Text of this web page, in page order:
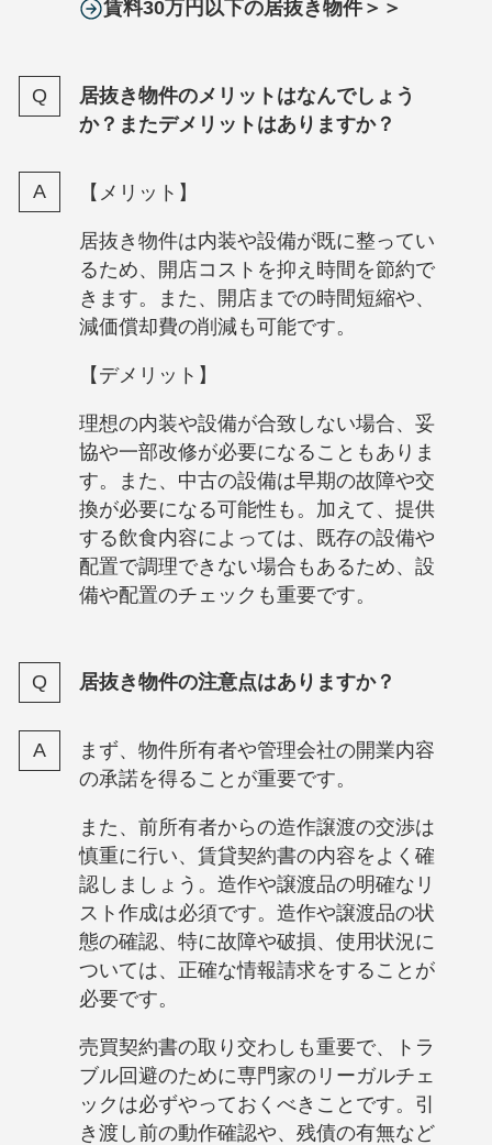
賃料30万円以下の居抜き物件＞＞
居抜き物件のメリットはなんでしょう
か？またデメリットはありますか？
【メリット】
居抜き物件は内装や設備が既に整ってい
るため、開店コストを抑え時間を節約で
きます。また、開店までの時間短縮や、
減価償却費の削減も可能です。
【デメリット】
理想の内装や設備が合致しない場合、妥
協や一部改修が必要になることもありま
す。また、中古の設備は早期の故障や交
換が必要になる可能性も。加えて、提供
する飲食内容によっては、既存の設備や
配置で調理できない場合もあるため、設
備や配置のチェックも重要です。
居抜き物件の注意点はありますか？
まず、物件所有者や管理会社の開業内容
の承諾を得ることが重要です。
また、前所有者からの造作譲渡の交渉は
慎重に行い、賃貸契約書の内容をよく確
認しましょう。造作や譲渡品の明確なリ
スト作成は必須です。造作や譲渡品の状
態の確認、特に故障や破損、使用状況に
ついては、正確な情報請求をすることが
必要です。
売買契約書の取り交わしも重要で、トラ
ブル回避のために専門家のリーガルチェ
ックは必ずやっておくべきことです。引
き渡し前の動作確認や、残債の有無など